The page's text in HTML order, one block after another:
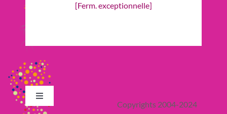
[Ferm. exceptionnelle]
Toggle
Navigation
Copyrights 2004-2024